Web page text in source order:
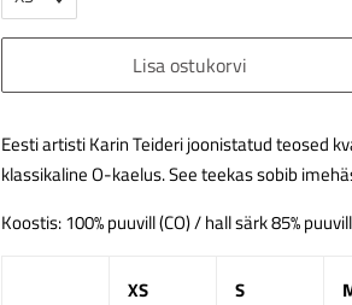
Lisa ostukorvi
Eesti artisti Karin Teideri joonistatud teosed
klassikaline O-kaelus. See teekas sobib
Koostis: 100% puuvill (CO) / hall särk 85%
XS S